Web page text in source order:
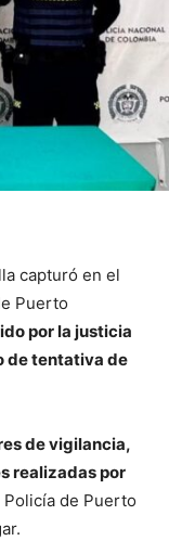
capturó en el
Puerto
por la justicia
de tentativa de
de vigilancia,
realizadas por
de Puerto